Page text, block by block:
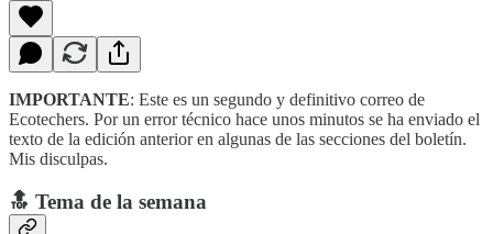
IMPORTANTE: Este es un segundo y definitivo correo de
Ecotechers. Por un error técnico hace unos minutos se ha enviado el
texto de la edición anterior en algunas de las secciones del boletín.
Mis disculpas.
🔝 Tema de la semana